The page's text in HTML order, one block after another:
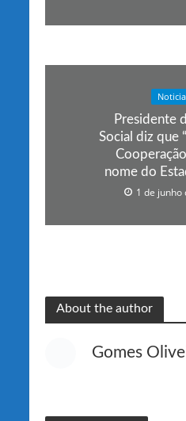
Presidente
Social diz que
nome do
1 de junho
About the author
Gomes